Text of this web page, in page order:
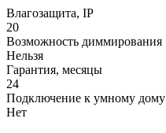
Влагозащита, IP
20
Возможность диммирования
Нельзя
Гарантия, месяцы
24
Подключение к умному дому
Нет